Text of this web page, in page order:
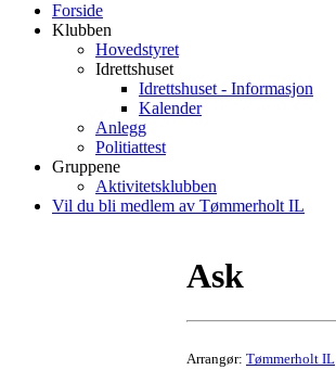
Forside
Klubben
Hovedstyret
Idrettshuset
Idrettshuset - Informasjon
Kalender
Anlegg
Politiattest
Gruppene
Aktivitetsklubben
Vil du bli medlem av Tømmerholt IL
Ask
Arrangør: Tømmerholt IL